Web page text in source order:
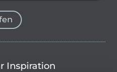
Inspiration